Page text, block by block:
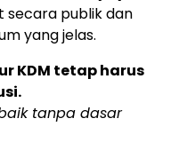
secara publik dan
yang jelas.
KDM tetap harus
tanpa dasar